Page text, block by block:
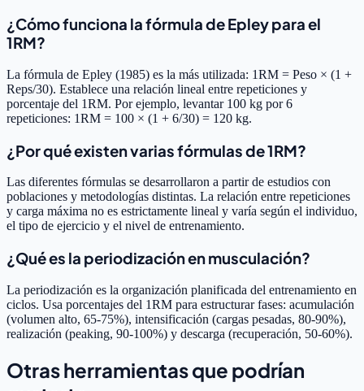
¿Cómo funciona la fórmula de Epley para el
1RM?
La fórmula de Epley (1985) es la más utilizada: 1RM = Peso × (1 +
Reps/30). Establece una relación lineal entre repeticiones y
porcentaje del 1RM. Por ejemplo, levantar 100 kg por 6
repeticiones: 1RM = 100 × (1 + 6/30) = 120 kg.
¿Por qué existen varias fórmulas de 1RM?
Las diferentes fórmulas se desarrollaron a partir de estudios con
poblaciones y metodologías distintas. La relación entre repeticiones
y carga máxima no es estrictamente lineal y varía según el individuo,
el tipo de ejercicio y el nivel de entrenamiento.
¿Qué es la periodización en musculación?
La periodización es la organización planificada del entrenamiento en
ciclos. Usa porcentajes del 1RM para estructurar fases: acumulación
(volumen alto, 65-75%), intensificación (cargas pesadas, 80-90%),
realización (peaking, 90-100%) y descarga (recuperación, 50-60%).
Otras herramientas que podrían